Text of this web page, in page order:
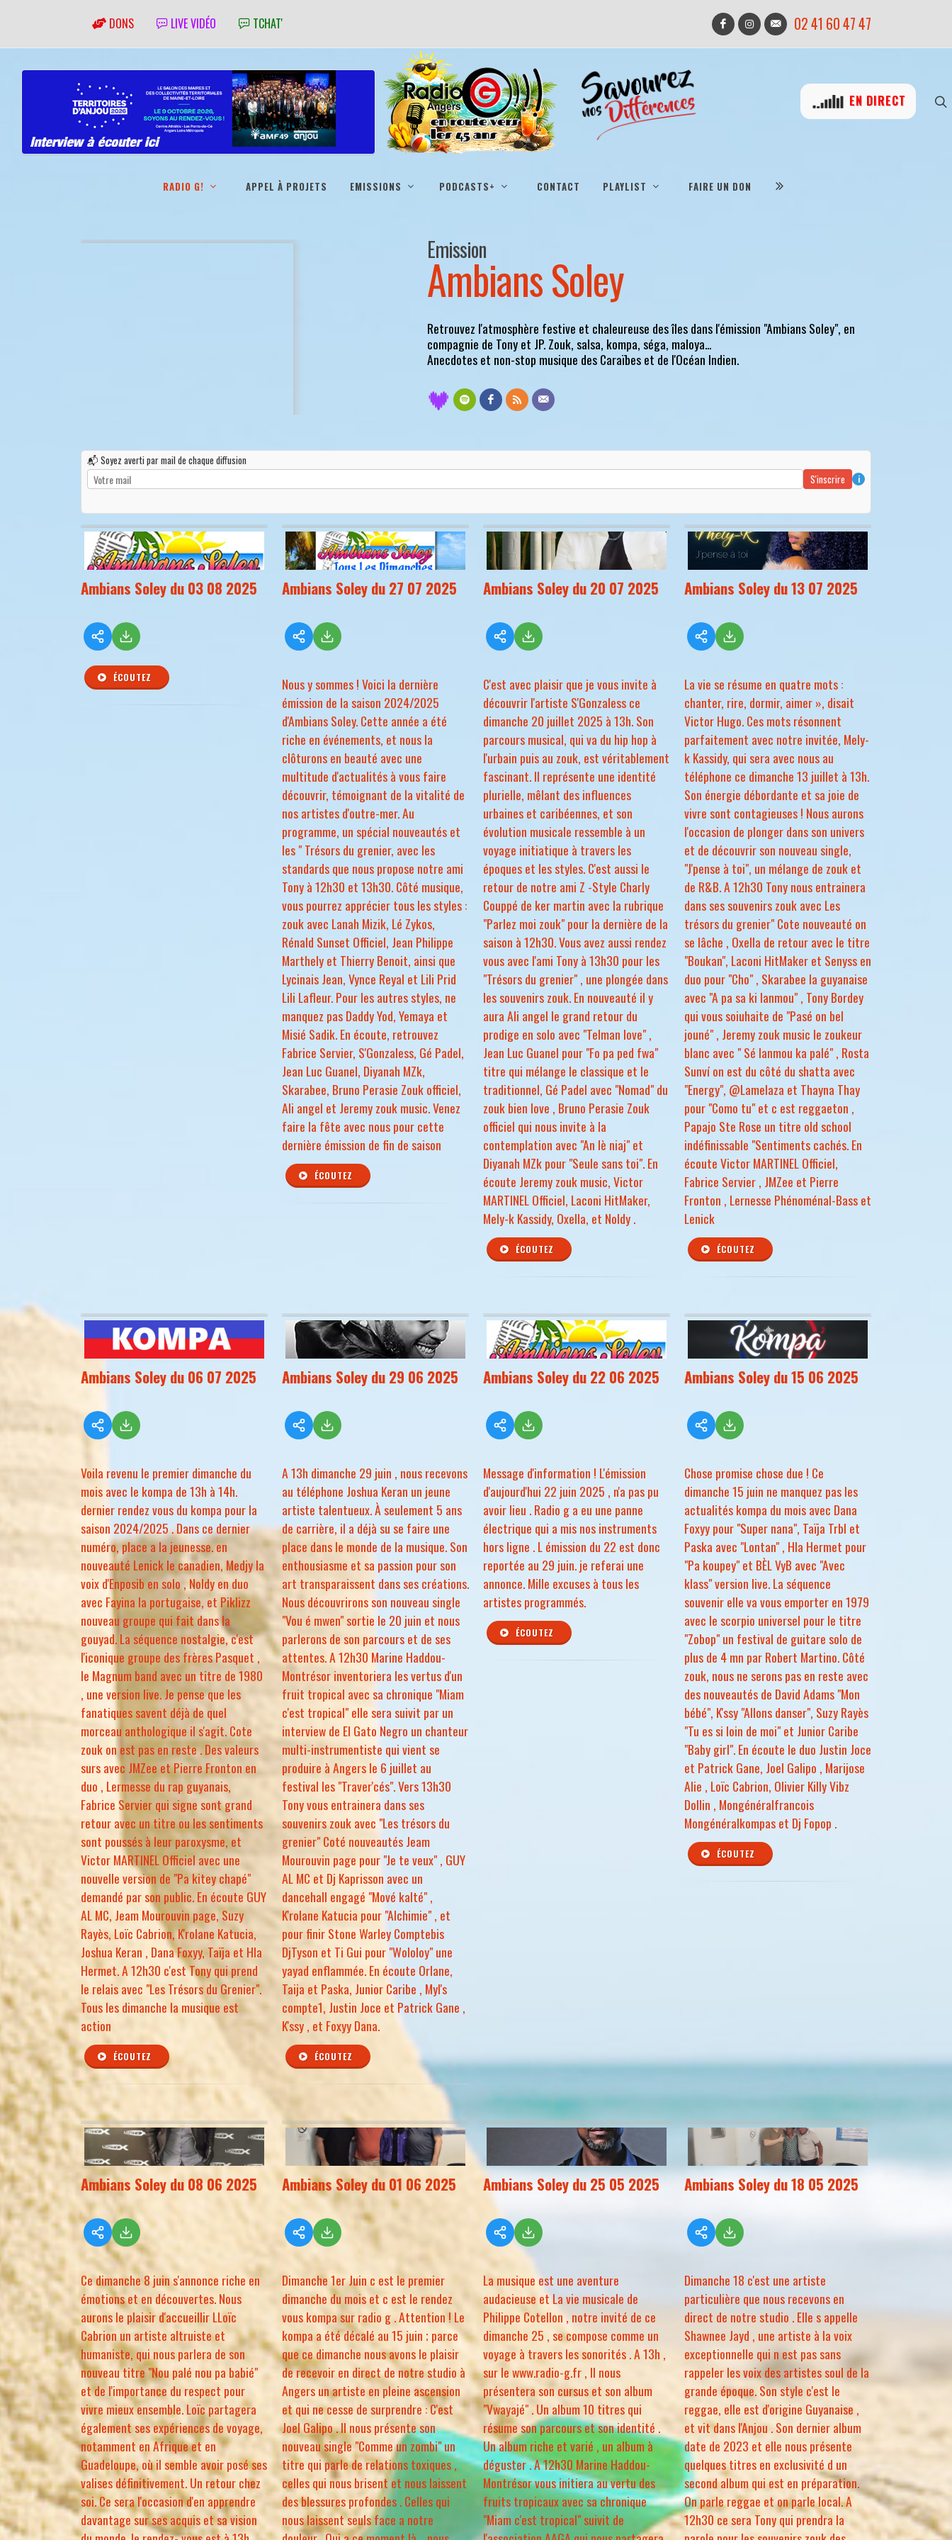
DONS LIVE VIDÉO TCHAT' 02 41 60 47 47
EN DIRECT
RADIO G! APPEL À PROJETS EMISSIONS PODCASTS+ CONTACT PLAYLIST FAIRE UN DON
Emission
Ambians Soley
Retrouvez l'atmosphère festive et chaleureuse des îles dans l'émission "Ambians Soley", en
compagnie de Tony et JP. Zouk, salsa, kompa, séga, maloya...
Anecdotes et non-stop musique des Caraïbes et de l'Océan Indien.
📬 Soyez averti par mail de chaque diffusion
S'inscrire
i
Ambians Soley du 03 08 2025
ÉCOUTEZ
Ambians Soley du 27 07 2025
Nous y sommes ! Voici la dernière
émission de la saison 2024/2025
d'Ambians Soley. Cette année a été
riche en événements, et nous la
clôturons en beauté avec une
multitude d'actualités à vous faire
découvrir, témoignant de la vitalité de
nos artistes d'outre-mer. Au
programme, un spécial nouveautés et
les " Trésors du grenier, avec les
standards que nous propose notre ami
Tony à 12h30 et 13h30. Côté musique,
vous pourrez apprécier tous les styles :
zouk avec Lanah Mizik, Lé Zykos,
Rénald Sunset Officiel, Jean Philippe
Marthely et Thierry Benoit, ainsi que
Lycinais Jean, Vynce Reyal et Lili Prid
Lili Lafleur. Pour les autres styles, ne
manquez pas Daddy Yod, Yemaya et
Misié Sadik. En écoute, retrouvez
Fabrice Servier, S'Gonzaless, Gé Padel,
Jean Luc Guanel, Diyanah MZk,
Skarabee, Bruno Perasie Zouk officiel,
Ali angel et Jeremy zouk music. Venez
faire la fête avec nous pour cette
dernière émission de fin de saison
ÉCOUTEZ
Ambians Soley du 20 07 2025
C'est avec plaisir que je vous invite à
découvrir l'artiste S'Gonzaless ce
dimanche 20 juillet 2025 à 13h. Son
parcours musical, qui va du hip hop à
l'urbain puis au zouk, est véritablement
fascinant. Il représente une identité
plurielle, mêlant des influences
urbaines et caribéennes, et son
évolution musicale ressemble à un
voyage initiatique à travers les
époques et les styles. C'est aussi le
retour de notre ami Z -Style Charly
Couppé de ker martin avec la rubrique
"Parlez moi zouk" pour la dernière de la
saison à 12h30. Vous avez aussi rendez
vous avec l'ami Tony à 13h30 pour les
"Trésors du grenier" , une plongée dans
les souvenirs zouk. En nouveauté il y
aura Ali angel le grand retour du
prodige en solo avec "Telman love" ,
Jean Luc Guanel pour "Fo pa ped fwa"
titre qui mélange le classique et le
traditionnel, Gé Padel avec "Nomad" du
zouk bien love , Bruno Perasie Zouk
officiel qui nous invite à la
contemplation avec "An lè niaj" et
Diyanah MZk pour "Seule sans toi". En
écoute Jeremy zouk music, Victor
MARTINEL Officiel, Laconi HitMaker,
Mely-k Kassidy, Oxella, et Noldy .
ÉCOUTEZ
Ambians Soley du 13 07 2025
La vie se résume en quatre mots :
chanter, rire, dormir, aimer », disait
Victor Hugo. Ces mots résonnent
parfaitement avec notre invitée, Mely-
k Kassidy, qui sera avec nous au
téléphone ce dimanche 13 juillet à 13h.
Son énergie débordante et sa joie de
vivre sont contagieuses ! Nous aurons
l'occasion de plonger dans son univers
et de découvrir son nouveau single,
"J'pense à toi", un mélange de zouk et
de R&B. A 12h30 Tony nous entrainera
dans ses souvenirs zouk avec Les
trésors du grenier" Cote nouveauté on
se lâche , Oxella de retour avec le titre
"Boukan", Laconi HitMaker et Senyss en
duo pour "Cho" , Skarabee la guyanaise
avec "A pa sa ki lanmou" , Tony Bordey
qui vous soiuhaite de "Pasé on bel
jouné" , Jeremy zouk music le zoukeur
blanc avec " Sé lanmou ka palé" , Rosta
Sunví on est du côté du shatta avec
"Energy", @Lamelaza et Thayna Thay
pour "Como tu" et c est reggaeton ,
Papajo Ste Rose un titre old school
indéfinissable "Sentiments cachés. En
écoute Victor MARTINEL Officiel,
Fabrice Servier , JMZee et Pierre
Fronton , Lernesse Phénoménal-Bass et
Lenick
ÉCOUTEZ
Ambians Soley du 06 07 2025
Voila revenu le premier dimanche du
mois avec le kompa de 13h à 14h.
dernier rendez vous du kompa pour la
saison 2024/2025 . Dans ce dernier
numéro, place a la jeunesse. en
nouveauté Lenick le canadien, Medjy la
voix d'Enposib en solo , Noldy en duo
avec Fayina la portugaise, et Piklizz
nouveau groupe qui fait dans la
gouyad. La séquence nostalgie, c'est
l'iconique groupe des frères Pasquet ,
le Magnum band avec un titre de 1980
, une version live. Je pense que les
fanatiques savent déjà de quel
morceau anthologique il s'agit. Cote
zouk on est pas en reste . Des valeurs
surs avec JMZee et Pierre Fronton en
duo , Lermesse du rap guyanais,
Fabrice Servier qui signe sont grand
retour avec un titre ou les sentiments
sont poussés à leur paroxysme, et
Victor MARTINEL Officiel avec une
nouvelle version de "Pa kitey chapé"
demandé par son public. En écoute GUY
AL MC, Jeam Mourouvin page, Suzy
Rayès, Loïc Cabrion, K'rolane Katucia,
Joshua Keran , Dana Foxyy, Taïja et Hla
Hermet. A 12h30 c'est Tony qui prend
le relais avec "Les Trésors du Grenier".
Tous les dimanche la musique est
action
ÉCOUTEZ
Ambians Soley du 29 06 2025
A 13h dimanche 29 juin , nous recevons
au téléphone Joshua Keran un jeune
artiste talentueux. À seulement 5 ans
de carrière, il a déjà su se faire une
place dans le monde de la musique. Son
enthousiasme et sa passion pour son
art transparaissent dans ses créations.
Nous découvrirons son nouveau single
"Vou é mwen" sortie le 20 juin et nous
parlerons de son parcours et de ses
attentes. A 12h30 Marine Haddou-
Montrésor inventoriera les vertus d'un
fruit tropical avec sa chronique "Miam
c'est tropical" elle sera suivit par un
interview de El Gato Negro un chanteur
multi-instrumentiste qui vient se
produire à Angers le 6 juillet au
festival les "Traver'cés". Vers 13h30
Tony vous entrainera dans ses
souvenirs zouk avec "Les trésors du
grenier" Coté nouveautés Jeam
Mourouvin page pour "Je te veux" , GUY
AL MC et Dj Kaprisson avec un
dancehall engagé "Mové kalté" ,
K'rolane Katucia pour "Alchimie" , et
pour finir Stone Warley Comptebis
DjTyson et Ti Gui pour "Wololoy" une
yayad enflammée. En écoute Orlane,
Taija et Paska, Junior Caribe , Myl's
compte1, Justin Joce et Patrick Gane ,
K'ssy , et Foxyy Dana.
ÉCOUTEZ
Ambians Soley du 22 06 2025
Message d'information ! L'émission
d'aujourd'hui 22 juin 2025 , n'a pas pu
avoir lieu . Radio g a eu une panne
électrique qui a mis nos instruments
hors ligne . L émission du 22 est donc
reportée au 29 juin. je referai une
annonce. Mille excuses à tous les
artistes programmés.
ÉCOUTEZ
Ambians Soley du 15 06 2025
Chose promise chose due ! Ce
dimanche 15 juin ne manquez pas les
actualités kompa du mois avec Dana
Foxyy pour "Super nana", Taïja Trbl et
Paska avec "Lontan" , Hla Hermet pour
"Pa koupey" et BÈL VyB avec "Avec
klass" version live. La séquence
souvenir elle va vous emporter en 1979
avec le scorpio universel pour le titre
"Zobop" un festival de guitare solo de
plus de 4 mn par Robert Martino. Côté
zouk, nous ne serons pas en reste avec
des nouveautés de David Adams "Mon
bébé", K'ssy "Allons danser", Suzy Rayès
"Tu es si loin de moi" et Junior Caribe
"Baby girl". En écoute le duo Justin Joce
et Patrick Gane, Joel Galipo , Marijose
Alie , Loïc Cabrion, Olivier Killy Vibz
Dollin , Mongénéralfrancois
Mongénéralkompas et Dj Fopop .
ÉCOUTEZ
Ambians Soley du 08 06 2025
Ce dimanche 8 juin s'annonce riche en
émotions et en découvertes. Nous
aurons le plaisir d'accueillir LLoïc
Cabrion un artiste altruiste et
humaniste, qui nous parlera de son
nouveau titre "Nou palé nou pa babié"
et de l'importance du respect pour
vivre mieux ensemble. Loïc partagera
également ses expériences de voyage,
notamment en Afrique et en
Guadeloupe, où il semble avoir posé ses
valises définitivement. Un retour chez
soi. Ce sera l'occasion d'en apprendre
davantage sur ses acquis et sa vision
Ambians Soley du 01 06 2025
Dimanche 1er Juin c est le premier
dimanche du mois et c est le rendez
vous kompa sur radio g . Attention ! Le
kompa a été décalé au 15 juin ; parce
que ce dimanche nous avons le plaisir
de recevoir en direct de notre studio à
Angers un artiste en pleine ascension
et qui ne cesse de surprendre : C'est
Joel Galipo . Il nous présente son
nouveau single "Comme un zombi" un
titre qui parle de relations toxiques ,
celles qui nous brisent et nous laissent
des blessures profondes . Celles qui
nous laissent seuls face a notre
Ambians Soley du 25 05 2025
La musique est une aventure
audacieuse et La vie musicale de
Philippe Cotellon , notre invité de ce
dimanche 25 , se compose comme un
voyage à travers les sonorités . A 13h ,
sur le www.radio-g.fr , Il nous
présentera son cursus et son album
"Vwayajé" . Un album 10 titres qui
résume son parcours et son identité .
Un album riche et varié , un album à
déguster . A 12h30 Marine Haddou-
Montrésor vous initiera au vertu des
fruits tropicaux avec sa chronique
"Miam c'est tropical" suivit de
Ambians Soley du 18 05 2025
Dimanche 18 c'est une artiste
particulière que nous recevons en
direct de notre studio . Elle s appelle
Shawnee Jayd , une artiste à la voix
exceptionnelle qui n est pas sans
rappeler les voix des artistes soul de la
grande époque. Son style c'est le
reggae, elle est d'origine Guyanaise ,
et vit dans l'Anjou . Son dernier album
date de 2023 et elle nous présente
quelques titres en exclusivité d un
second album qui est en préparation.
On parle reggae et on parle local. A
12h30 ce sera Tony qui prendra la